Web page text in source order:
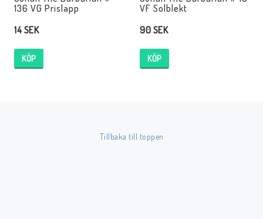
136 VG Prislapp
14 SEK
KÖP
VF Solblekt
90 SEK
KÖP
Tillbaka till toppen